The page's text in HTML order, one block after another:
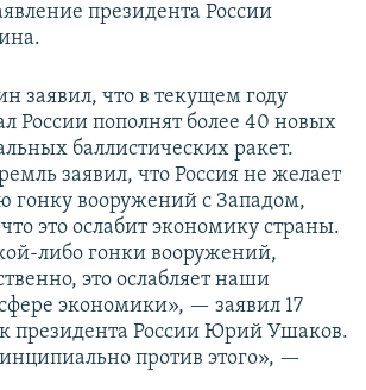
президента России
заявил, что в текущем году
России пополнят более 40 новых
баллистических ракет.
заявил, что Россия не желает
гонку вооружений с Западом,
это ослабит экономику страны.
либо гонки вооружений,
это ослабляет наши
экономики», — заявил 17
России Юрий Ушаков.
против этого», —